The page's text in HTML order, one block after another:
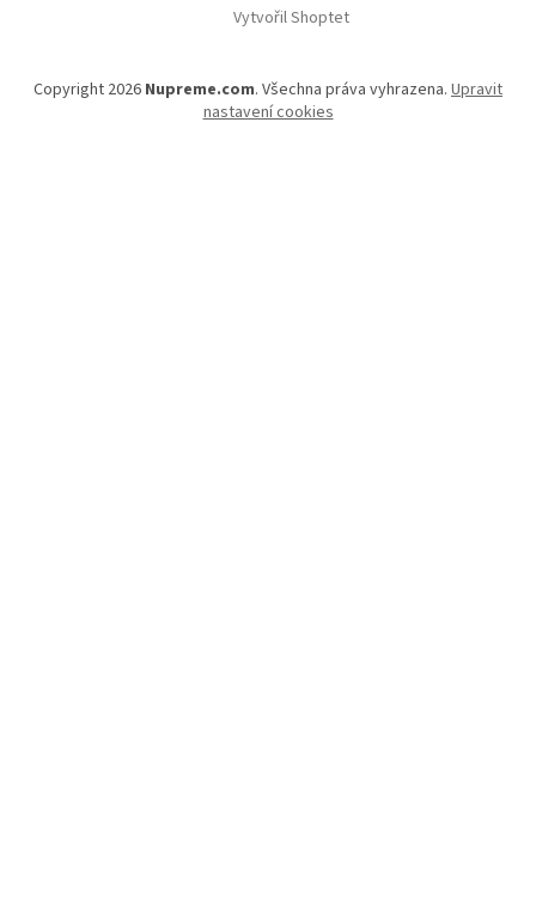
Vytvořil Shoptet
Copyright 2026 Nupreme.com. Všechna práva vyhrazena. Upravit
nastavení cookies